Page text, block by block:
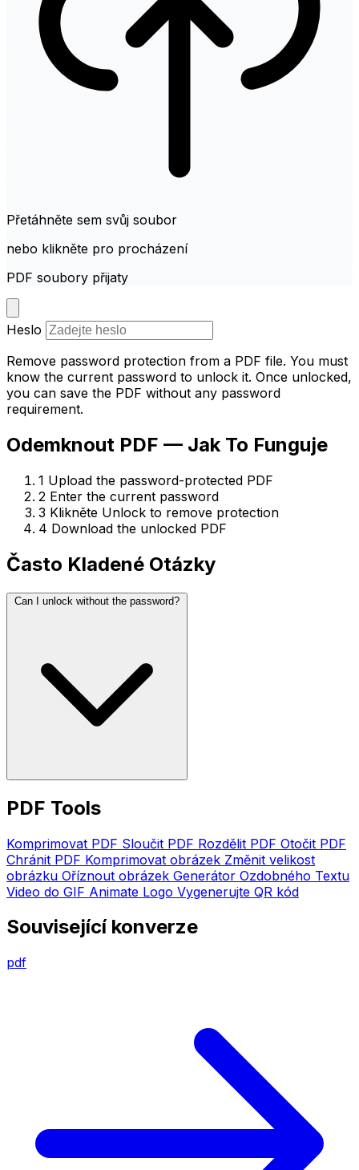
Přetáhněte sem svůj soubor
nebo klikněte pro procházení
PDF soubory přijaty
Heslo
Remove password protection from a PDF file. You must
know the current password to unlock it. Once unlocked,
you can save the PDF without any password
requirement.
Odemknout PDF — Jak To Funguje
1 Upload the password-protected PDF
2 Enter the current password
3 Klikněte Unlock to remove protection
4 Download the unlocked PDF
Často Kladené Otázky
Can I unlock without the password?
PDF Tools
Komprimovat PDF Sloučit PDF Rozdělit PDF Otočit PDF
Chránit PDF Komprimovat obrázek Změnit velikost
obrázku Oříznout obrázek Generátor Ozdobného Textu
Video do GIF Animate Logo Vygenerujte QR kód
Související konverze
pdf